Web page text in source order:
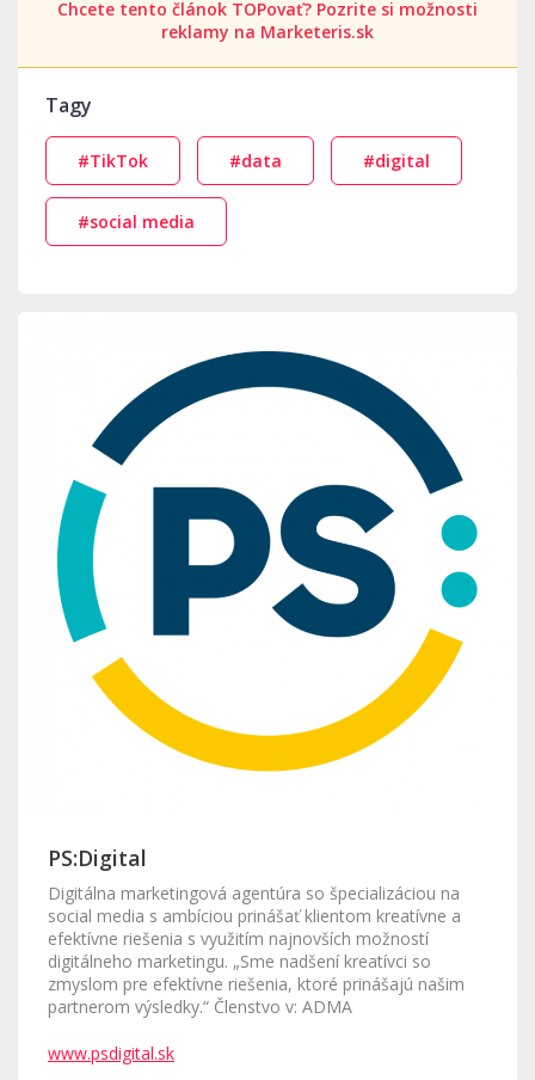
Chcete tento článok TOPovať? Pozrite si možnosti
reklamy na Marketeris.sk
Tagy
#TikTok #data #digital
#social media
PS:Digital
Digitálna marketingová agentúra so špecializáciou na
social media s ambíciou prinášať klientom kreatívne a
efektívne riešenia s využitím najnovších možností
digitálneho marketingu. „Sme nadšení kreatívci so
zmyslom pre efektívne riešenia, ktoré prinášajú našim
partnerom výsledky.“ Členstvo v: ADMA
www.psdigital.sk